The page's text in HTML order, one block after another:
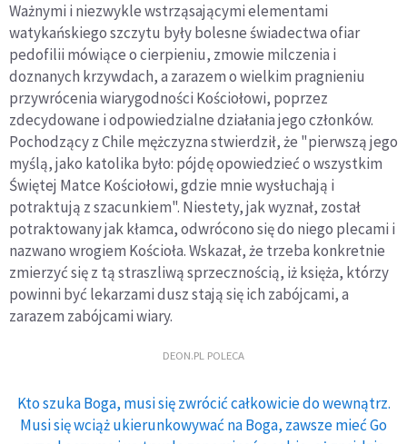
Ważnymi i niezwykle wstrząsającymi elementami
watykańskiego szczytu były bolesne świadectwa ofiar
pedofilii mówiące o cierpieniu, zmowie milczenia i
doznanych krzywdach, a zarazem o wielkim pragnieniu
przywrócenia wiarygodności Kościołowi, poprzez
zdecydowane i odpowiedzialne działania jego członków.
Pochodzący z Chile mężczyzna stwierdził, że "pierwszą jego
myślą, jako katolika było: pójdę opowiedzieć o wszystkim
Świętej Matce Kościołowi, gdzie mnie wysłuchają i
potraktują z szacunkiem". Niestety, jak wyznał, został
potraktowany jak kłamca, odwrócono się do niego plecami i
nazwano wrogiem Kościoła. Wskazał, że trzeba konkretnie
zmierzyć się z tą straszliwą sprzecznością, iż księża, którzy
powinni być lekarzami dusz stają się ich zabójcami, a
zarazem zabójcami wiary.
DEON.PL POLECA
Kto szuka Boga, musi się zwrócić całkowicie do wewnątrz.
Musi się wciąż ukierunkowywać na Boga, zawsze mieć Go